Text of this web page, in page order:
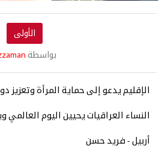
الأولى
بواسطة
الإقليم يدعو إلى حماية المرأة وتعزيز
النساء العراقيات يحيين اليوم
أربيل - فريد حسن